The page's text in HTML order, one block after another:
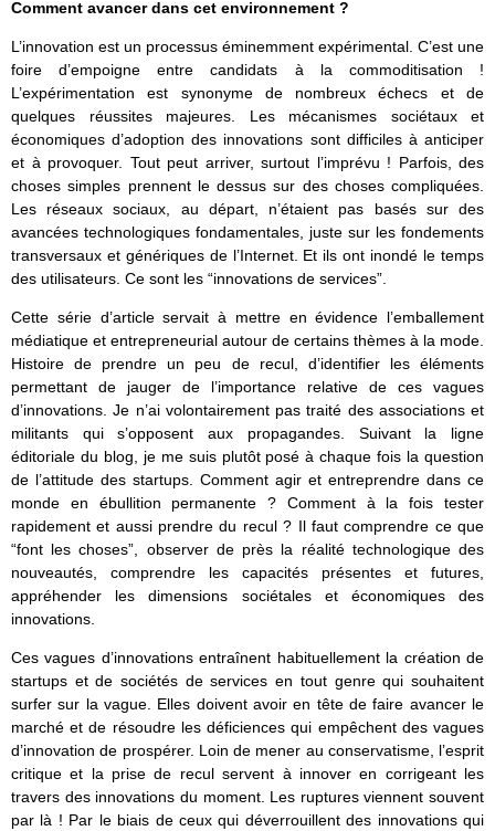
Comment avancer dans cet environnement ?
L’innovation est un processus éminemment expérimental. C’est une
foire d’empoigne entre candidats à la commoditisation !
L’expérimentation est synonyme de nombreux échecs et de
quelques réussites majeures. Les mécanismes sociétaux et
économiques d’adoption des innovations sont difficiles à anticiper
et à provoquer. Tout peut arriver, surtout l’imprévu ! Parfois, des
choses simples prennent le dessus sur des choses compliquées.
Les réseaux sociaux, au départ, n’étaient pas basés sur des
avancées technologiques fondamentales, juste sur les fondements
transversaux et génériques de l’Internet. Et ils ont inondé le temps
des utilisateurs. Ce sont les “innovations de services”.
Cette série d’article servait à mettre en évidence l’emballement
médiatique et entrepreneurial autour de certains thèmes à la mode.
Histoire de prendre un peu de recul, d’identifier les éléments
permettant de jauger de l’importance relative de ces vagues
d’innovations. Je n’ai volontairement pas traité des associations et
militants qui s’opposent aux propagandes. Suivant la ligne
éditoriale du blog, je me suis plutôt posé à chaque fois la question
de l’attitude des startups. Comment agir et entreprendre dans ce
monde en ébullition permanente ? Comment à la fois tester
rapidement et aussi prendre du recul ? Il faut comprendre ce que
“font les choses”, observer de près la réalité technologique des
nouveautés, comprendre les capacités présentes et futures,
appréhender les dimensions sociétales et économiques des
innovations.
Ces vagues d’innovations entraînent habituellement la création de
startups et de sociétés de services en tout genre qui souhaitent
surfer sur la vague. Elles doivent avoir en tête de faire avancer le
marché et de résoudre les déficiences qui empêchent des vagues
d’innovation de prospérer. Loin de mener au conservatisme, l’esprit
critique et la prise de recul servent à innover en corrigeant les
travers des innovations du moment. Les ruptures viennent souvent
par là ! Par le biais de ceux qui déverrouillent des innovations qui